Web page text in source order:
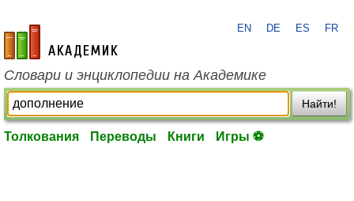
academic.ru
EN DE ES FR
Словари и энциклопедии на Академике
Найти!
Толкования Переводы Книги Игры ⚽